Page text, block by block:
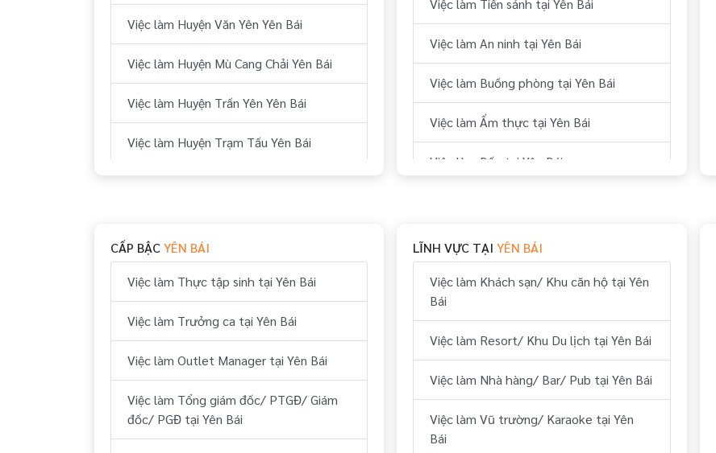
Việc làm Huyện Văn Yên Yên Bái
Việc làm Huyện Mù Cang Chải Yên Bái
Việc làm Huyện Trấn Yên Yên Bái
Việc làm Huyện Trạm Tấu Yên Bái
Việc làm Tiền sảnh tại Yên Bái
Việc làm An ninh tại Yên Bái
Việc làm Buồng phòng tại Yên Bái
Việc làm Ẩm thực tại Yên Bái
Việc làm Bếp tại Yên Bái
Việc làm Vui chơi & giải trí tại Yên Bái
Việc làm Hành chính, nhân sự tại Yên
Bái
Việc làm Tài chính, kế toán tại Yên Bái
Việc làm Kỹ thuật tại Yên Bái
Việc làm Lái xe tại Yên Bái
CẤP BẬCYÊN BÁI
Việc làm Thực tập sinh tại Yên Bái
Việc làm Trưởng ca tại Yên Bái
Việc làm Outlet Manager tại Yên Bái
Việc làm Tổng giám đốc/ PTGĐ/ Giám
đốc/ PGĐ tại Yên Bái
LĨNH VỰC TẠIYÊN BÁI
Việc làm Khách sạn/ Khu căn hộ tại Yên
Bái
Việc làm Resort/ Khu Du lịch tại Yên Bái
Việc làm Nhà hàng/ Bar/ Pub tại Yên Bái
Việc làm Vũ trường/ Karaoke tại Yên
Bái